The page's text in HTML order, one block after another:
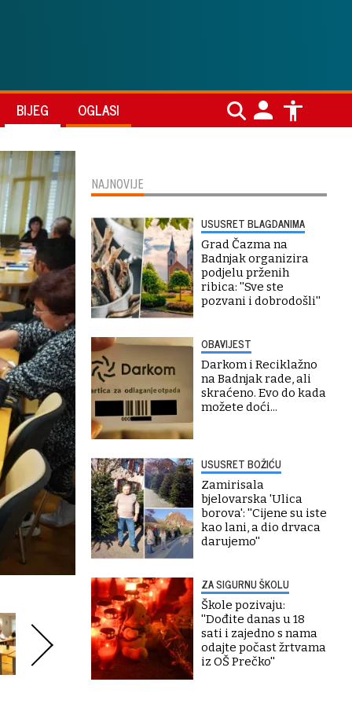
BIJEG OGLASI
NAJNOVIJE
USUSRET BLAGDANIMA
Grad Čazma na
Badnjak organizira
podjelu prženih
ribica: ''Sve ste
pozvani i dobrodošli''
OBAVIJEST
Darkom i Reciklažno
na Badnjak rade, ali
skraćeno. Evo do kada
možete doći...
USUSRET BOŽIĆU
Zamirisala
bjelovarska 'Ulica
borova': ''Cijene su iste
kao lani, a dio drvaca
darujemo''
ZA SIGURNU ŠKOLU
Škole pozivaju:
''Dođite danas u 18
sati i zajedno s nama
odajte počast žrtvama
iz OŠ Prečko''